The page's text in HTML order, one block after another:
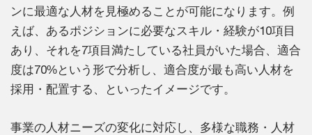
ンに最適な人材を見極めることが可能になります。例
えば、あるポジションに必要なスキル・経験が10項目
あり、それを7項目満たしている社員がいた場合、適合
度は70%という形で分析し、適合度が最も高い人材を
採用・配置する、といったイメージです。
事業の人材ニーズの変化に対応し、多様な職務・人材